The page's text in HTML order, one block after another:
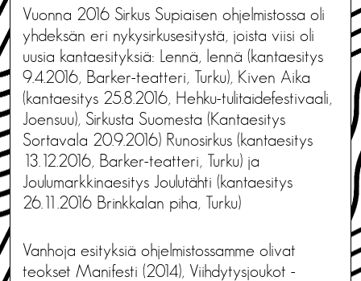
Vuonna 2016 Sirkus Supiaisen ohjelmistossa oli
yhdeksän eri nykysirkusesitystä, joista viisi oli
uusia kantaesityksiä: Lennä, lennä (kantaesitys
9.4.2016, Barker-teatteri, Turku), Kiven Aika
(kantaesitys 25.8.2016, Hehku-tulitaidefestivaali,
Joensuu), Sirkusta Suomesta (Kantaesitys
Sortavala 20.9.2016) Runosirkus (kantaesitys
13.12.2016, Barker-teatteri, Turku) ja
Joulumarkkinaesitys Joulutähti (kantaesitys
26.11.2016 Brinkkalan piha, Turku)
Vanhoja esityksiä ohjelmistossamme olivat
teokset Manifesti (2014), Viihdytysjoukot -